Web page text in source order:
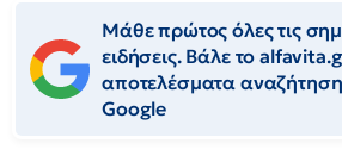
Μάθε πρώτος όλες τις
ειδήσεις. Βάλε το
αποτελέσματα
Google